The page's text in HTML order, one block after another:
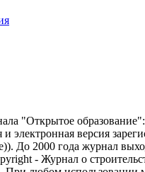
"Открытое
и электронная версия
До 2000 года журнал
- Журнал о